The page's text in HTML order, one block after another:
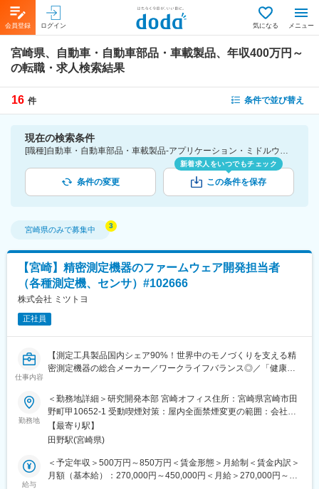
会員登録 ログイン 気になる メニュー
宮崎県、自動車・自動車部品・車載製品、年収400万円～
の転職・求人検索結果
16 件 条件で並び替え
現在の検索条件
[職種]自動車・自動車部品・車載製品-アプリケーション・ミドルウェア・デバイスドライバ・ファームウェア [勤務地]宮崎県 [年収]400万円～
条件の変更
新着求人をいつでもチェック
この条件を保存
宮崎県のみで募集中
【宮崎】精密測定機器のファームウェア開発担当者
（各種測定機、センサ）#102666
株式会社 ミツトヨ
正社員
仕事内容
【測定工具製品国内シェア90%！世界中のモノづくりを支える精
密測定機器の総合メーカー／ワークライフバランス◎／「健康経
■業務内容：
当社製品の精密測定機器（各種測定機、センサ）のファームウェ
ア開発を行って頂きます。
主な職務として、形状測定商品やセンサ商品に搭載される制御基
板へのコーディングを担当頂きます。マイコンを使用したモータ
制御、照明制御、デジタル/アナログ信号処理回路、またUSB、
勤務地
＜勤務地詳細＞研究開発本部 宮崎オフィス住所：宮崎県宮崎市田
野町甲10652-1 受動喫煙対策：屋内全面禁煙変更の範囲：会社の
定める事業所（リモートワーク含む）
【最寄り駅】
田野駅(宮崎県)
給与
＜予定年収＞500万円～850万円＜賃金形態＞月給制＜賃金内訳＞
月額（基本給）：270,000円～450,000円＜月給＞270,000円～